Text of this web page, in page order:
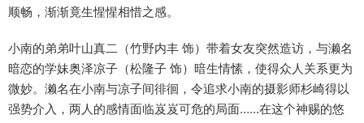
顺畅，渐渐竟生惺惺相惜之感。
小南的弟弟叶山真二（竹野内丰 饰）带着女友突然造访，与濑名
暗恋的学妹奥泽凉子（松隆子 饰）暗生情愫，使得众人关系更为
微妙。濑名在小南与凉子间徘徊，令追求小南的摄影师杉崎得以
强势介入，两人的感情面临岌岌可危的局面……在这个神赐的悠